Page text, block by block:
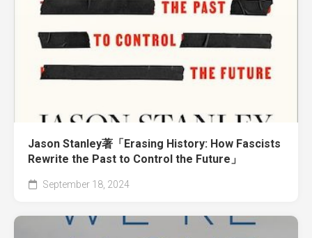
Jason Stanley著「Erasing History: How Fascists
Rewrite the Past to Control the Future」
September 18, 2024